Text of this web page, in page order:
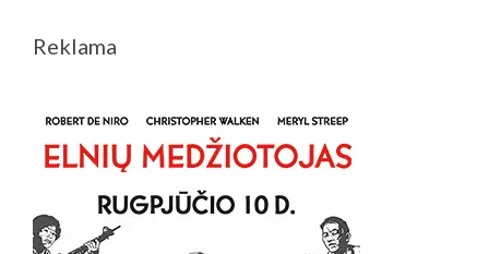
Reklama